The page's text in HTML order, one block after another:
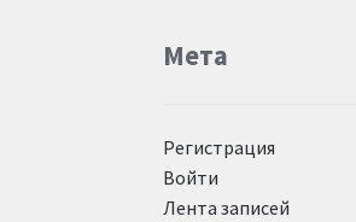
Мета
Регистрация
Войти
Лента записей